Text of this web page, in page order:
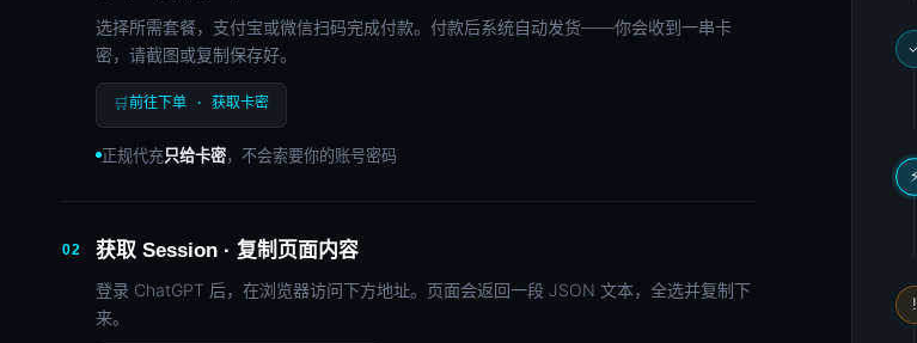
选择所需套餐，支付宝或微信扫码完成付款。付款后系统自动发货——你会收到一串卡
密，请截图或复制保存好。
🛒前往下单 · 获取卡密
正规代充只给卡密，不会索要你的账号密码
02 获取 Session · 复制页面内容
登录 ChatGPT 后，在浏览器访问下方地址。页面会返回一段 JSON 文本，全选并复制下
来。
!